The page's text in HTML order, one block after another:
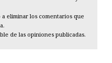
eliminar los comentarios que
de las opiniones publicadas.